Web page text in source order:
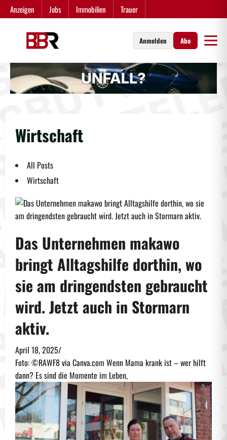
Zum
Inhalt
Anzeigen Jobs Immobilien Trauer
Anmelden Abo
Wirtschaft
All Posts
Wirtschaft
Das Unternehmen makawo
bringt Alltagshilfe dorthin, wo
sie am dringendsten gebraucht
wird. Jetzt auch in Stormarn
aktiv.
April 18, 2025/
Foto: ©RAWF8 via Canva.com Wenn Mama krank ist – wer hilft
dann? Es sind die Momente im Leben,